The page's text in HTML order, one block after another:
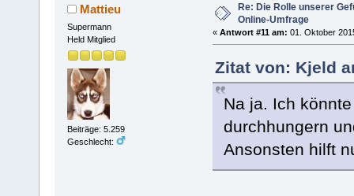
Mattieu
Supermann
Held Mitglied
Beiträge: 5.259
Geschlecht:
Re: Die Rolle unserer
Online-Umfrage
« Antwort #11 am: 01. Oktober
Zitat von: Kjeld
Na ja. Ich
durchhungern
Ansonsten hilft